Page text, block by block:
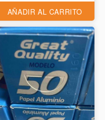
AÑADIR AL CARRITO